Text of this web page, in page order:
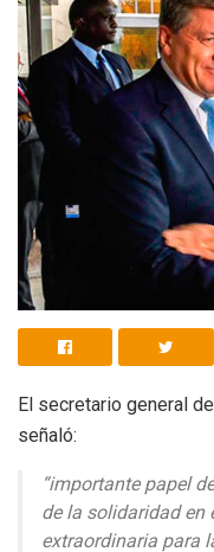
El secretario general
señaló:
“importante papel
de la solidaridad en
extraordinaria para